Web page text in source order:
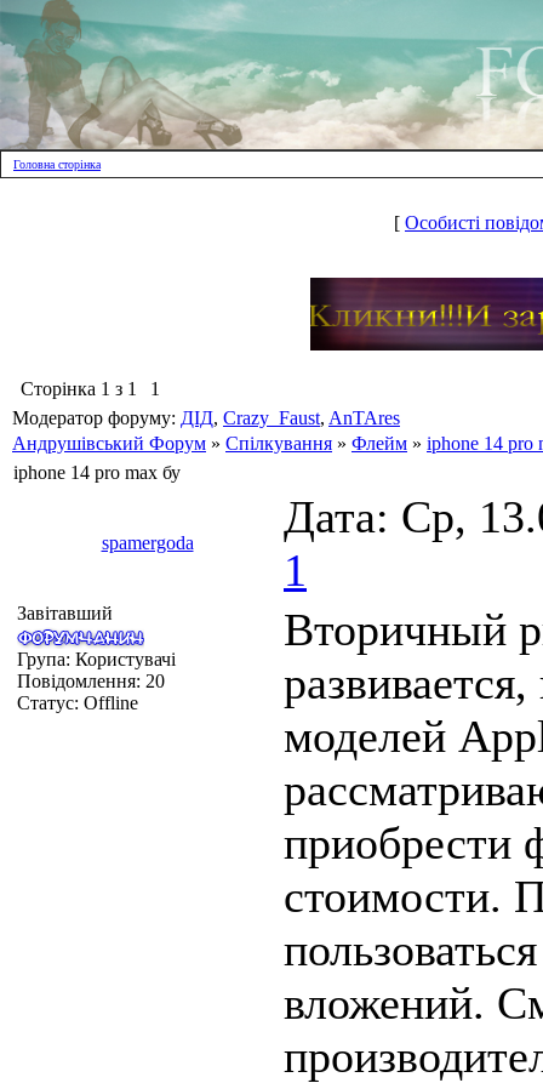
Головна сторінка
[ Особисті
Сторінка 1 з 1
1
Модератор форуму: ДІД, Crazy_Faust, AnTAres
Андрушівський Форум » Спілкування » Флейм » iphone 14 pro
iphone 14 pro max бу
spamergoda
Дата: Ср,
1
Завітавший
Група: Користувачі
Повідомлення: 20
Статус: Offline
Вторичный
моделей
приобрести
стоимости.
вложений.